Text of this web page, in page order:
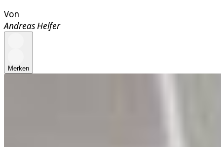
Von
Andreas Helfer
Merken